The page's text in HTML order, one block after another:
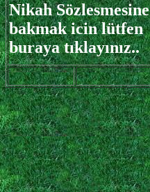
Nikah Sözlesmesine
bakmak icin lütfen
buraya tıklayınız..